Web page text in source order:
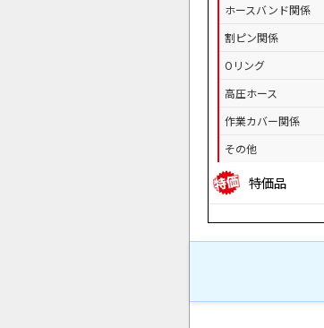
ホースバンド関係
割ピン関係
Oリング
高圧ホース
作業カバー関係
その他
特価品